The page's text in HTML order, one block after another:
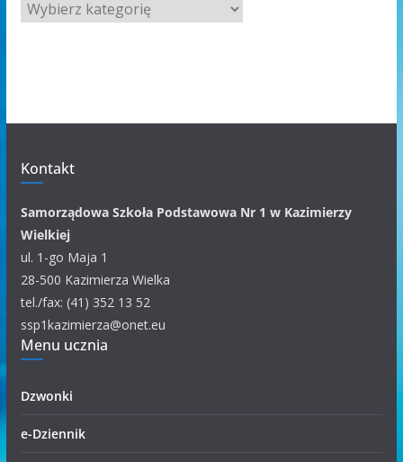
A
r
m
k
a
t
e
g
o
r
i
i
Kontakt
Samorządowa Szkoła Podstawowa Nr 1 w Kazimierzy
Wielkiej
ul. 1-go Maja 1
28-500 Kazimierza Wielka
tel./fax: (41) 352 13 52
ssp1kazimierza@onet.eu
Menu ucznia
Dzwonki
e-Dziennik